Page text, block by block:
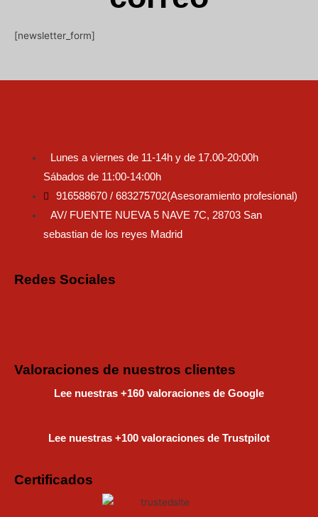
[newsletter_form]
Lunes a viernes de 11-14h y de 17.00-20:00h
Sábados de 11:00-14:00h
916588670 / 683275702(Asesoramiento profesional)
AV/ FUENTE NUEVA 5 NAVE 7C, 28703 San
sebastian de los reyes Madrid
Redes Sociales
Valoraciones de nuestros clientes
Lee nuestras +160 valoraciones de Google
Lee nuestras +100 valoraciones de Trustpilot
Certificados